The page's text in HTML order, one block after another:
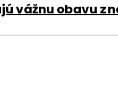
vážnu obavu z